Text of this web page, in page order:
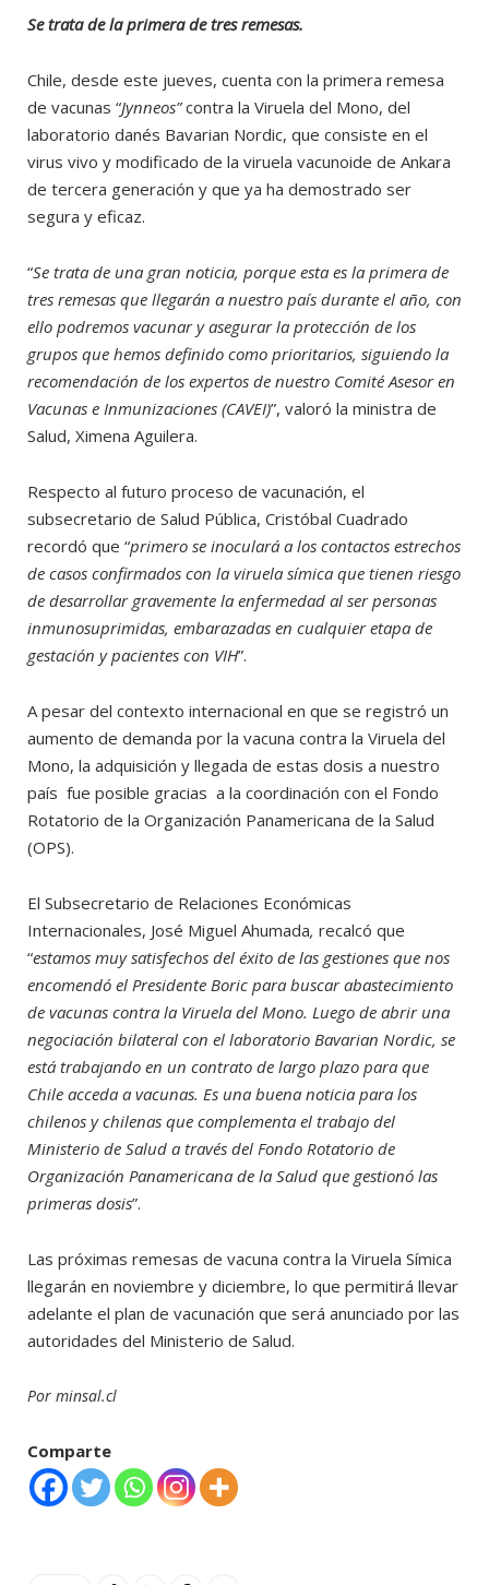
Se trata de la primera de tres remesas.
Chile, desde este jueves, cuenta con la primera remesa
de vacunas “Jynneos”contra la Viruela del Mono, del
laboratorio danés Bavarian Nordic, que consiste en el
virus vivo y modificado de la viruela vacunoide de Ankara
de tercera generación y que ya ha demostrado ser
segura y eficaz.
“Se trata de una gran noticia, porque esta es la primera de
tres remesas que llegarán a nuestro país durante el año, con
ello podremos vacunar y asegurar la protección de los
grupos que hemos definido como prioritarios, siguiendo la
recomendación de los expertos de nuestro Comité Asesor en
Vacunas e Inmunizaciones (CAVEI)”, valoró la ministra de
Salud, Ximena Aguilera.
Respecto al futuro proceso de vacunación, el
subsecretario de Salud Pública, Cristóbal Cuadrado
recordó que “primero se inoculará a los contactos estrechos
de casos confirmados con la viruela símica que tienen riesgo
de desarrollar gravemente la enfermedad al ser personas
inmunosuprimidas, embarazadas en cualquier etapa de
gestación y pacientes con VIH”.
A pesar del contexto internacional en que se registró un
aumento de demanda por la vacuna contra la Viruela del
Mono, la adquisición y llegada de estas dosis a nuestro
país fue posible gracias a la coordinación con el Fondo
Rotatorio de la Organización Panamericana de la Salud
(OPS).
El Subsecretario de Relaciones Económicas
Internacionales, José Miguel Ahumada, recalcó que
“estamos muy satisfechos del éxito de las gestiones que nos
encomendó el Presidente Boric para buscar abastecimiento
de vacunas contra la Viruela del Mono. Luego de abrir una
negociación bilateral con el laboratorio Bavarian Nordic, se
está trabajando en un contrato de largo plazo para que
Chile acceda a vacunas. Es una buena noticia para los
chilenos y chilenas que complementa el trabajo del
Ministerio de Salud a través del Fondo Rotatorio de
Organización Panamericana de la Salud que gestionó las
primeras dosis”.
Las próximas remesas de vacuna contra la Viruela Símica
llegarán en noviembre y diciembre, lo que permitirá llevar
adelante el plan de vacunación que será anunciado por las
autoridades del Ministerio de Salud.
Por minsal.cl
Comparte